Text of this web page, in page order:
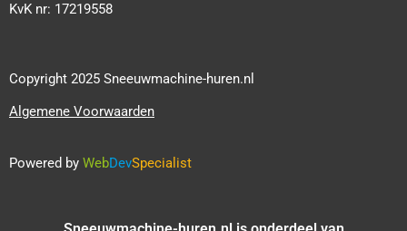
KvK nr: 17219558
Copyright 2025 Sneeuwmachine-huren.nl
Algemene Voorwaarden
Powered by WebDevSpecialist